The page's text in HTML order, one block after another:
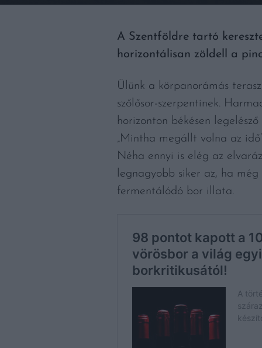
A Szentföldre tartó
horizontálisan zöldell a
Ülünk a körpanorámás
szőlősor-szerpentinek.
horizonton békésen
„Mintha megállt volna az
Néha ennyi is elég az
legnagyobb siker az, ha
fermentálódó bor illata.